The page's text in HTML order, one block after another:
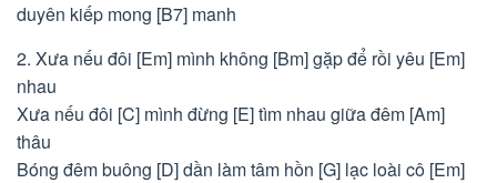
duyên kiếp mong [B7] manh
2. Xưa nếu đôi [Em] mình không [Bm] gặp để rồi yêu [Em]
nhau
Xưa nếu đôi [C] mình đừng [E] tìm nhau giữa đêm [Am]
thâu
Bóng đêm buông [D] dần làm tâm hồn [G] lạc loài cô [Em]